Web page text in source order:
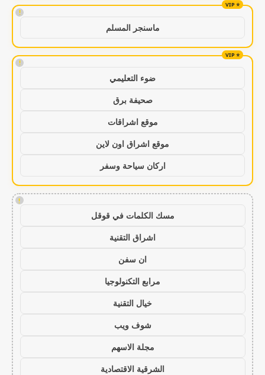
!
ماسنجر المسلم
!
ضوء التعليمي
صحيفة برق
موقع اشراقات
موقع اشراق اون لاين
اركان سياحة وسفر
!
مسك الكلمات في قوقل
اشراق التقنية
ان سفن
مرابع التكنولوجيا
خيال التقنية
شوف ويب
مجلة الاسهم
الشرقية الاقتصادية